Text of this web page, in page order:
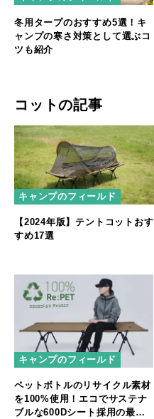
冬用タープのおすすめ5選！キ
ャンプの寒さ対策として選ぶコ
ツも紹介
コットの記事
キャンプのフィールド
【2024年版】テントコットおす
すめ17選
キャンプのフィールド
ペットボトルのリサイクル素材
を100%使用！エコでサステナ
ブルな600Dシート採用の最新